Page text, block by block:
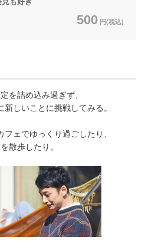
500 円(税込)
を詰め込み過ぎず、
しいことに挑戦してみる。
ェでゆっくり過ごしたり、
散歩したり。